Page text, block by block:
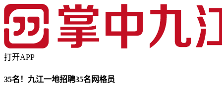
打开APP
35名！九江一地招聘35名网格员